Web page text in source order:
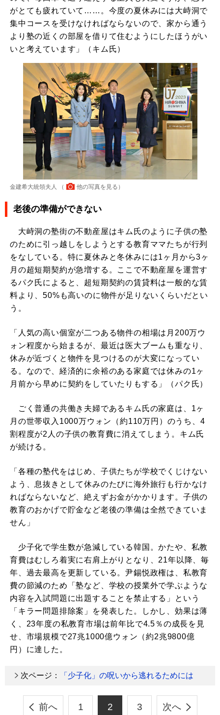
がとても疲れていて……。今度の夏休みには大峙洞で
集中コースを受けなければならないので、家から通う
より塾の近くの部屋を借りて住むようにしたほうがい
いと考えています」（キム氏）
金建希大統領夫人 （ 他の写真を見る ）
老後の準備ができない
大峙洞の塾街の不動産屋はキム氏のように子供の塾
のために引っ越しをしようとする教育ママたちが行列
をなしている。特に夏休みと冬休みには1ヶ月から3ヶ
月の超短期契約が急増する。ここで不動産屋を運営す
るパク氏によると、超短期契約の賃貸料は一般的な賃
料より、50%も高いのに物件が足りないくらいだとい
う。
「人気の高い個室が二つある物件の相場は月200万ウ
ォン程度から始まるが、最近は医大ブームも重なり、
休みが近づくと物件を見つけるのが大変になってい
る。なので、経済的に余裕のある家庭では休みの1ヶ
月前から早めに契約をしていたりもする」（パク氏）
ごく普通の共働き夫婦であるキム氏の家庭は、1ヶ
月の世帯収入1000万ウォン（約110万円）のうち、4
割程度が2人の子供の教育費に消えてしまう。キム氏
が続ける。
「各種の塾代をはじめ、子供たちが学校でくじけない
よう、息抜きとして休みのたびに海外旅行も行かなけ
ればならないなど、絶えずお金がかかります。子供の
教育のおかげで貯金など老後の準備は全然できていま
せん」
少子化で学生数が急減している韓国。かたや、私教
育費はむしろ着実に右肩上がりとなり、21年以降、毎
年、過去最高を更新している。尹錫悦政権は、私教育
費の節減のため「塾など、学校の授業外で学ぶような
内容を入試問題に出題することを禁止する」という
「キラー問題排除案」を発表した。しかし、効果は薄
く、23年度の私教育市場は前年比で4.5％の成長を見
せ、市場規模で27兆1000億ウォン（約2兆9800億
円）に達した。
次ページ： 「少子化」の呪いから逃れるためには
前へ 1 2 3 次へ